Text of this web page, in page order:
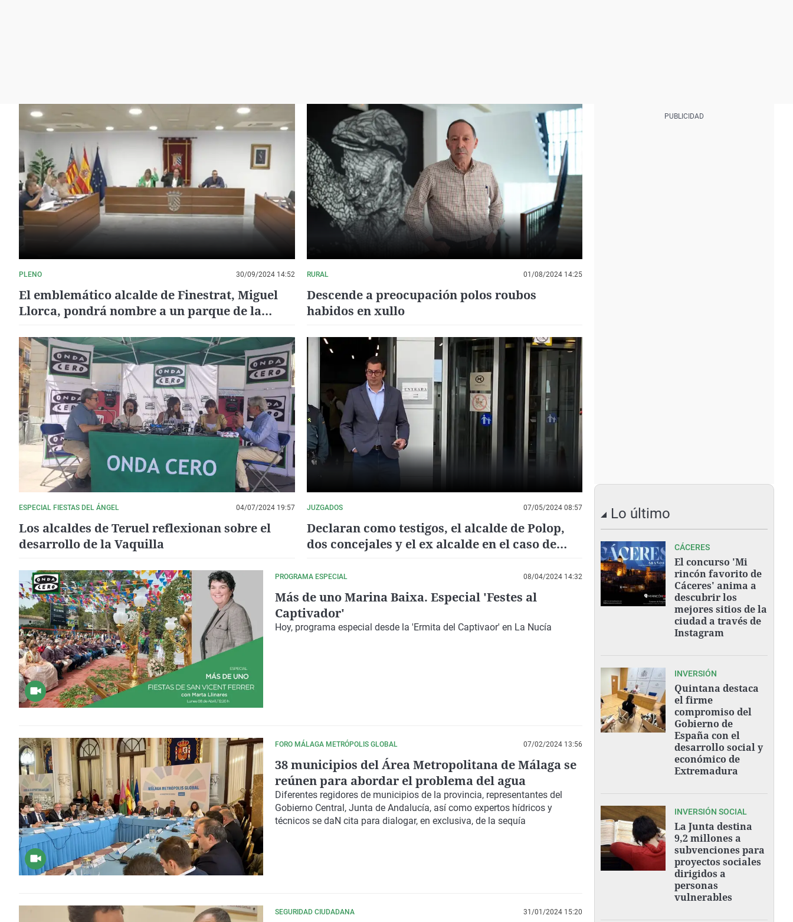
PLENO 30/09/2024 14:52
El emblemático alcalde de Finestrat, Miguel
Llorca, pondrá nombre a un parque de la
RURAL 01/08/2024 14:25
Descende a preocupación polos roubos
habidos en xullo
ESPECIAL FIESTAS DEL ÁNGEL 04/07/2024 19:57
Los alcaldes de Teruel reflexionan sobre el
desarrollo de la Vaquilla
JUZGADOS 07/05/2024 08:57
Declaran como testigos, el alcalde de Polop,
dos concejales y el ex alcalde en el caso de
PROGRAMA ESPECIAL 08/04/2024 14:32
Más de uno Marina Baixa. Especial 'Festes al
Captivador'
Hoy, programa especial desde la 'Ermita del Captivaor' en La Nucía
FORO MÁLAGA METRÓPOLIS GLOBAL 07/02/2024 13:56
38 municipios del Área Metropolitana de Málaga se
reúnen para abordar el problema del agua
Diferentes regidores de municipios de la provincia, representantes del
Gobierno Central, Junta de Andalucía, así como expertos hídricos y
técnicos se daN cita para dialogar, en exclusiva, de la sequía
SEGURIDAD CIUDADANA 31/01/2024 15:20
Lo último
CÁCERES
El concurso 'Mi
rincón favorito de
Cáceres' anima a
descubrir los
mejores sitios de la
ciudad a través de
Instagram
INVERSIÓN
Quintana destaca
el firme
compromiso del
Gobierno de
España con el
desarrollo social y
económico de
Extremadura
INVERSIÓN SOCIAL
La Junta destina
9,2 millones a
subvenciones para
proyectos sociales
dirigidos a
personas
vulnerables